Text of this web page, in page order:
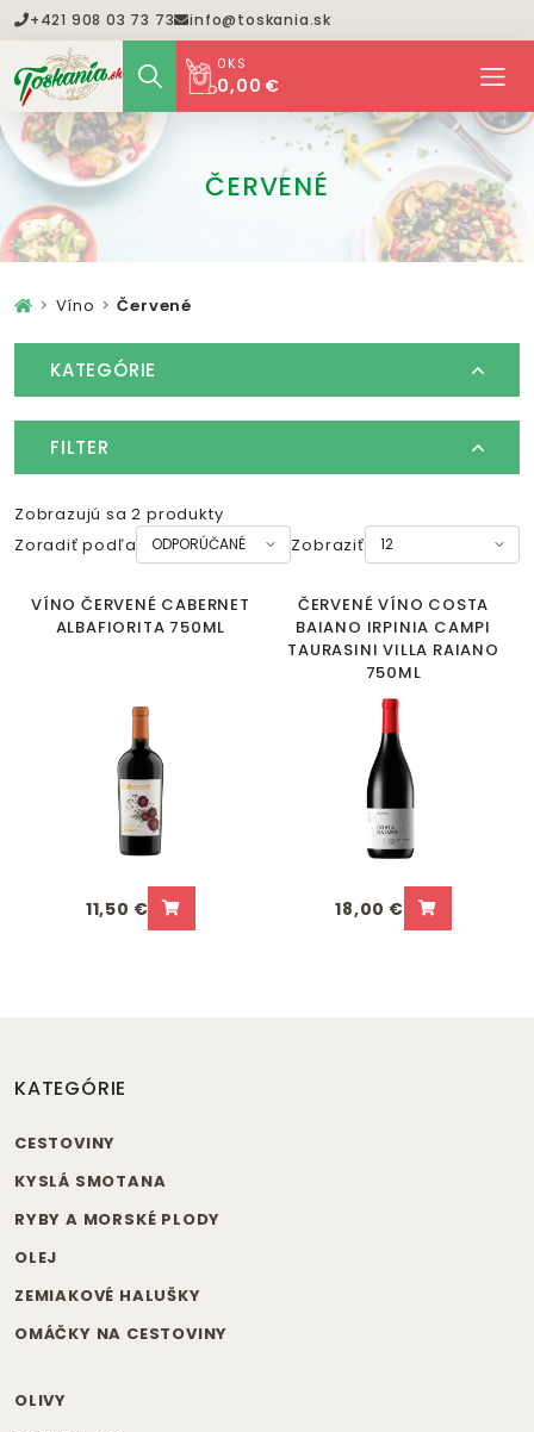
+421 908 03 73 73 info@toskania.sk
0KS
0,00 €
ČERVENÉ
Víno Červené
KATEGÓRIE
FILTER
Zobrazujú sa 2 produkty
Zoradiť podľa
Zobraziť
VÍNO ČERVENÉ CABERNET
ALBAFIORITA 750ML
11,50 €
ČERVENÉ VÍNO COSTA
BAIANO IRPINIA CAMPI
TAURASINI VILLA RAIANO
750ML
18,00 €
KATEGÓRIE
CESTOVINY
KYSLÁ SMOTANA
RYBY A MORSKÉ PLODY
OLEJ
ZEMIAKOVÉ HALUŠKY
OMÁČKY NA CESTOVINY
OLIVY